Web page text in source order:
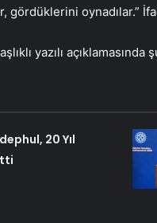
gördüklerini oynadılar.”
yazılı açıklamasında
20 Yıl